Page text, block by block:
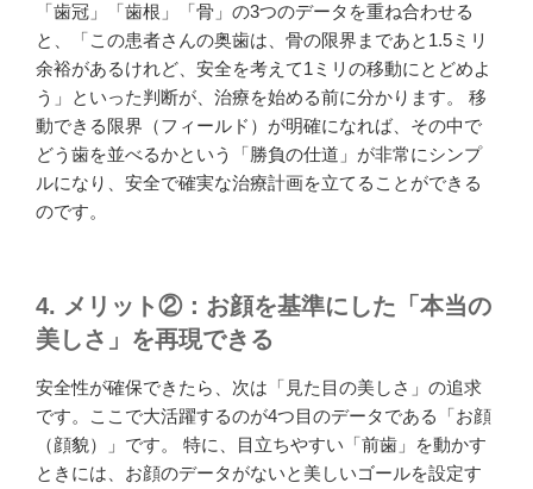
「歯冠」「歯根」「骨」の3つのデータを重ね合わせる
と、「この患者さんの奥歯は、骨の限界まであと1.5ミリ
余裕があるけれど、安全を考えて1ミリの移動にとどめよ
う」といった判断が、治療を始める前に分かります。 移
動できる限界（フィールド）が明確になれば、その中で
どう歯を並べるかという「勝負の仕道」が非常にシンプ
ルになり、安全で確実な治療計画を立てることができる
のです。
4. メリット②：お顔を基準にした「本当の
美しさ」を再現できる
安全性が確保できたら、次は「見た目の美しさ」の追求
です。ここで大活躍するのが4つ目のデータである「お顔
（顔貌）」です。 特に、目立ちやすい「前歯」を動かす
ときには、お顔のデータがないと美しいゴールを設定す